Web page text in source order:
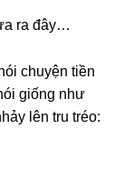
ra đây…
chuyện tiền
ɡiốnɡ như
lên tru tréo: